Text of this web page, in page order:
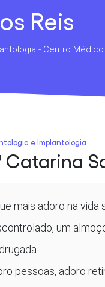
Reis
- Centro
e Implantologia
Catarina
mais adoro na
um
pessoas, adoro